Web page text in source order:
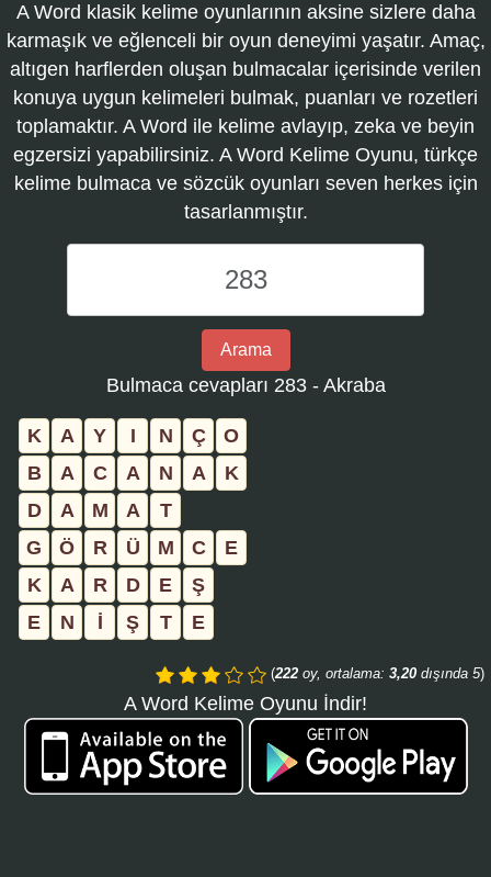
A Word klasik kelime oyunlarının aksine sizlere daha
karmaşık ve eğlenceli bir oyun deneyimi yaşatır. Amaç,
altıgen harflerden oluşan bulmacalar içerisinde verilen
konuya uygun kelimeleri bulmak, puanları ve rozetleri
toplamaktır. A Word ile kelime avlayıp, zeka ve beyin
egzersizi yapabilirsiniz. A Word Kelime Oyunu, türkçe
kelime bulmaca ve sözcük oyunları seven herkes için
tasarlanmıştır.
Word
Kelime
Oyunu
bulmaca
girin
ve
aramayı
Arama
Bulmaca cevapları 283 - Akraba
K A Y I N Ç
O
B
A C A N A
K
D
A M A
T
G
Ö R Ü M C
E
K
A R D E
Ş
E
N İ Ş T E
(222 oy, ortalama: 3,20 dışında 5)
A Word Kelime Oyunu İndir!